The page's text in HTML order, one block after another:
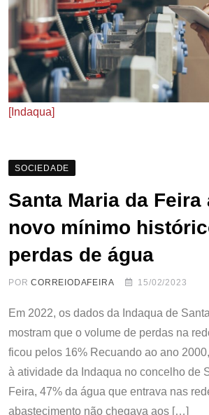
[Indaqua]
SOCIEDADE
Santa Maria da Feira
novo mínimo
perdas de água
PORCORREIODAFEIRA 15/02/2023
Em 2022, os dados da Indaqua de
mostram que o volume de perdas na
ficou pelos 16% Recuando ao ano
à atividade da Indaqua no concelho de
Feira, 47% da água que entrava nas
abastecimento não chegava aos […]